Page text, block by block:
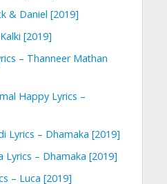
& Daniel [2019]
[2019]
– Thanneer Mathan
Happy Lyrics –
Lyrics – Dhamaka [2019]
Lyrics – Dhamaka [2019]
– Luca [2019]